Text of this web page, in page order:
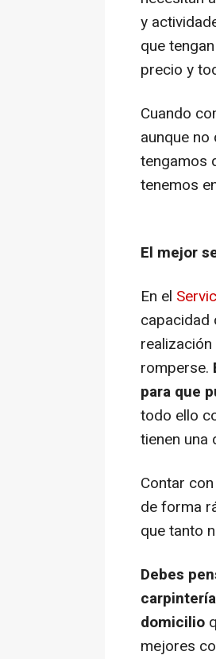
y
que
precio y
Cuando
aunque
tengamos
tenemos
El mejor
En el
capacidad
romperse.
para que
todo ello
tienen una
Contar
de forma
que tanto
Debes
domicilio
mejores